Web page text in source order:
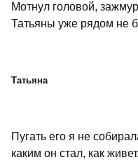
Мотнул головой,
Татьяны уже рядом не
Татьяна
Пугать его я не
каким он стал, как